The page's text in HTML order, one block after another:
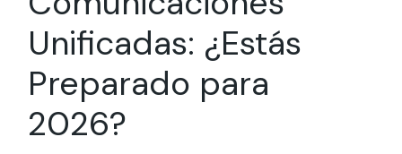
Unificadas: ¿Estás
Preparado para
2026?